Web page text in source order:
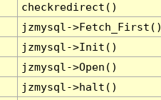
checkredirect()
jzmysql-
jzmysql->Init()
jzmysql->Open()
jzmysql->halt()